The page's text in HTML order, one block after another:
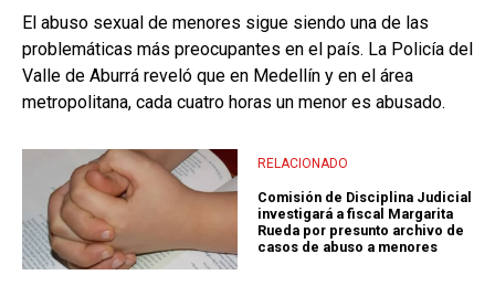
El abuso sexual de menores sigue siendo una de las
problemáticas más preocupantes en el país. La Policía del
Valle de Aburrá reveló que en Medellín y en el área
metropolitana, cada cuatro horas un menor es abusado.
RELACIONADO
Comisión de Disciplina Judicial
investigará a fiscal Margarita
Rueda por presunto archivo de
casos de abuso a menores